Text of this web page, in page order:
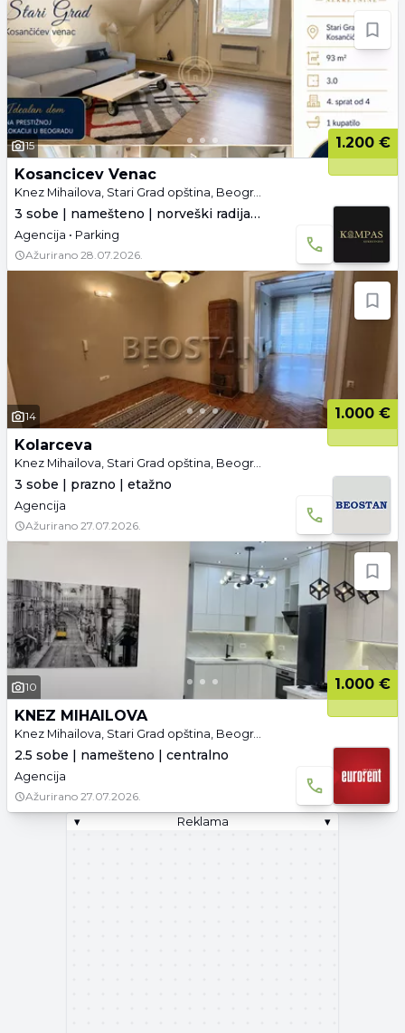
15
1.200 €
Kosancicev Venac
Knez Mihailova, Stari Grad opština, Beograd
3 sobe | namešteno | norveški radijatori
Agencija • Parking
Ažurirano 28.07.2026.
14
1.000 €
Kolarceva
Knez Mihailova, Stari Grad opština, Beograd
3 sobe | prazno | etažno
Agencija
Ažurirano 27.07.2026.
10
1.000 €
KNEZ MIHAILOVA
Knez Mihailova, Stari Grad opština, Beograd
2.5 sobe | namešteno | centralno
Agencija
Ažurirano 27.07.2026.
▾
Reklama ▾